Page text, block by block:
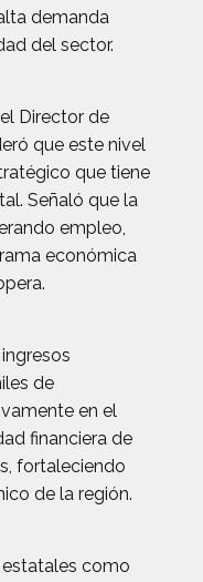
demanda
del sector.
Director de
que este nivel
que tiene
Señaló que la
empleo,
económica
de
en el
financiera de
fortaleciendo
de la región.
como